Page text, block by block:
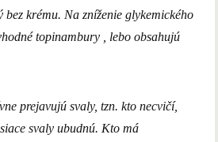
bez krému. Na zníženie glykemického
topinambury , lebo obsahujú
prejavujú svaly, tzn. kto necvičí,
svaly ubudnú. Kto má